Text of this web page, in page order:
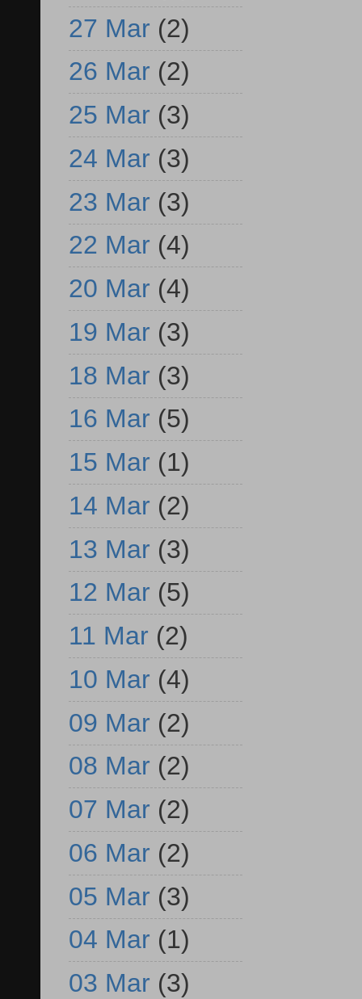
27 Mar (2)
26 Mar (2)
25 Mar (3)
24 Mar (3)
23 Mar (3)
22 Mar (4)
20 Mar (4)
19 Mar (3)
18 Mar (3)
16 Mar (5)
15 Mar (1)
14 Mar (2)
13 Mar (3)
12 Mar (5)
11 Mar (2)
10 Mar (4)
09 Mar (2)
08 Mar (2)
07 Mar (2)
06 Mar (2)
05 Mar (3)
04 Mar (1)
03 Mar (3)